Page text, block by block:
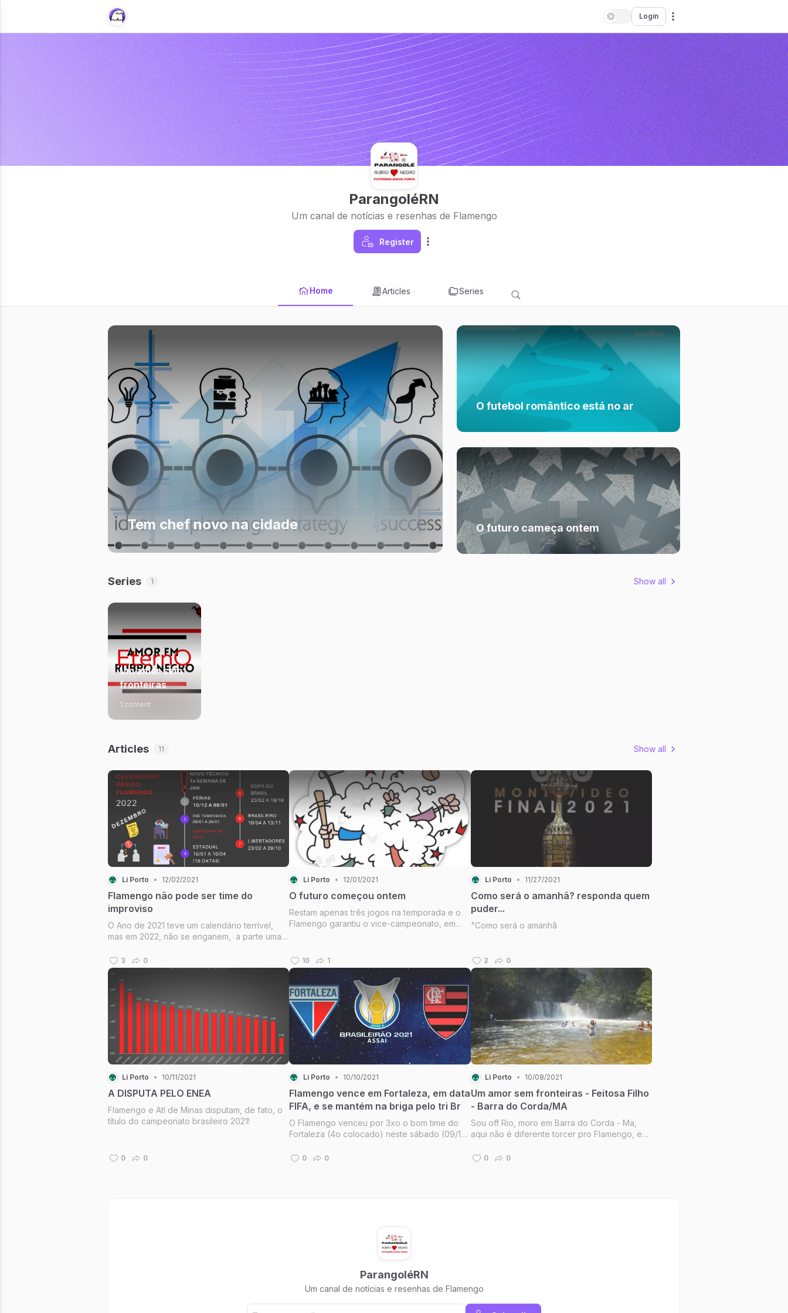
Login
ParangoléRN
Um canal de notícias e resenhas de Flamengo
Register
Home Articles Series
Tem chef novo na cidade
O futebol romântico está no ar
O futuro cameça ontem
Series 1 Show all
Um amor sem
fronteiras
1 content
Articles 11 Show all
Li Porto • 12/02/2021
Flamengo não pode ser time do
improviso
O Ano de 2021 teve um calendário terrível,
mas em 2022, não se enganem, a parte uma
será igualmente muito desafiador. Será
fundamental uma gestão de elenco de muita
qualidade (aspectos físicos, té...
3 0
Li Porto • 12/01/2021
O futuro começou ontem
Restam apenas três jogos na temporada e o
Flamengo garantiu o vice-campeonato, em
10 1
Li Porto • 11/27/2021
Como será o amanhã? responda quem
puder...
"Como será o amanhã
2 0
Li Porto • 10/11/2021
A DISPUTA PELO ENEA
Flamengo e Atl de Minas disputam, de fato, o
título do campeonato brasileiro 2021!
0 0
Li Porto • 10/10/2021
Flamengo vence em Fortaleza, em data
FIFA, e se mantém na briga pelo tri Br
O Flamengo venceu por 3xo o bom time do
Fortaleza (4o colocado) neste sábado (09/10)
título do campeonato Br, terceiro seguido.
0 0
Li Porto • 10/08/2021
Um amor sem fronteiras - Feitosa Filho
- Barra do Corda/MA
Sou off Rio, moro em Barra do Corda - Ma,
aqui não é diferente torcer pro Flamengo, em
quase 90 mil pessoas torcem pro rubro negro
0 0
ParangoléRN
Um canal de notícias e resenhas de Flamengo